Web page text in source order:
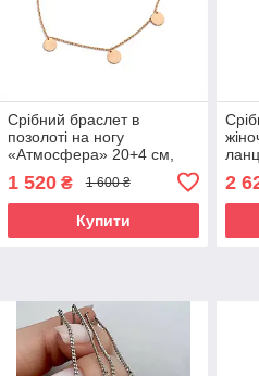
Срібний браслет в
позолоті на ногу
«Атмосфера» 20+4 см,
тонкий якірний ланцюжок
з підвісками монетками
1 520₴ 1 600 ₴
Купити
2